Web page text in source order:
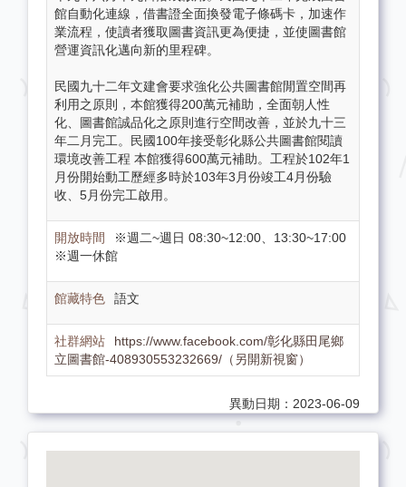
館自動化連線，借書證全面換發電子條碼卡，加速作
業流程，使讀者獲取圖書資訊更為便捷，並使圖書館
營運資訊化邁向新的里程碑。
民國九十二年文建會要求強化公共圖書館閒置空間再
利用之原則，本館獲得200萬元補助，全面朝人性
化、圖書館誠品化之原則進行空間改善，並於九十三
年二月完工。民國100年接受彰化縣公共圖書館閱讀
環境改善工程 本館獲得600萬元補助。工程於102年1
月份開始動工歷經多時於103年3月份竣工4月份驗
收、5月份完工啟用。
※週二~週日 08:30~12:00、13:30~17:00
※週一休館
語文
https://www.facebook.com/彰化縣田尾鄉
立圖書館-408930553232669/（另開新視窗）
異動日期：2023-06-09